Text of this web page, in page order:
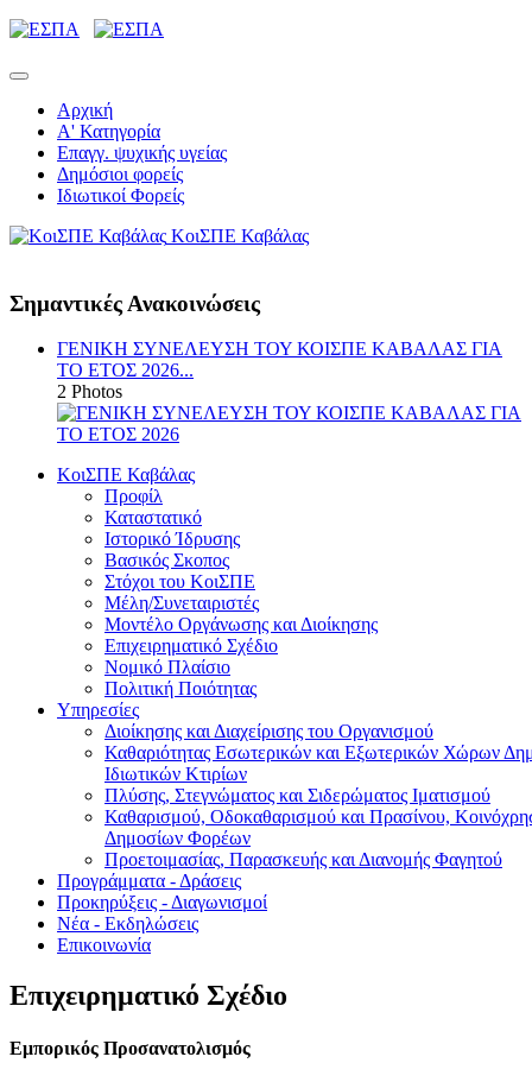
Αρχική
Α' Κατηγορία
Επαγγ. ψυχικής υγείας
Δημόσιοι φορείς
Ιδιωτικοί Φορείς
ΚοιΣΠΕ Καβάλας
Σημαντικές Ανακοινώσεις
ΓΕΝΙΚΗ ΣΥΝΕΛΕΥΣΗ ΤΟΥ ΚΟΙΣΠΕ ΚΑΒΑΛΑΣ ΓΙΑ
ΤΟ ΕΤΟΣ 2026...
2 Photos
ΚοιΣΠΕ Καβάλας
Προφίλ
Καταστατικό
Ιστορικό Ίδρυσης
Βασικός Σκοπος
Στόχοι του ΚοιΣΠΕ
Μέλη/Συνεταιριστές
Μοντέλο Οργάνωσης και Διοίκησης
Επιχειρηματικό Σχέδιο
Νομικό Πλαίσιο
Πολιτική Ποιότητας
Υπηρεσίες
Διοίκησης και Διαχείρισης του Οργανισμού
Καθαριότητας Εσωτερικών και Εξωτερικών Χώρων
Ιδιωτικών Κτιρίων
Πλύσης, Στεγνώματος και Σιδερώματος Ιματισμού
Καθαρισμού, Οδοκαθαρισμού και Πρασίνου,
Δημοσίων Φορέων
Προετοιμασίας, Παρασκευής και Διανομής Φαγητού
Προγράμματα - Δράσεις
Προκηρύξεις - Διαγωνισμοί
Νέα - Εκδηλώσεις
Επικοινωνία
Επιχειρηματικό Σχέδιο
Εμπορικός Προσανατολισμός